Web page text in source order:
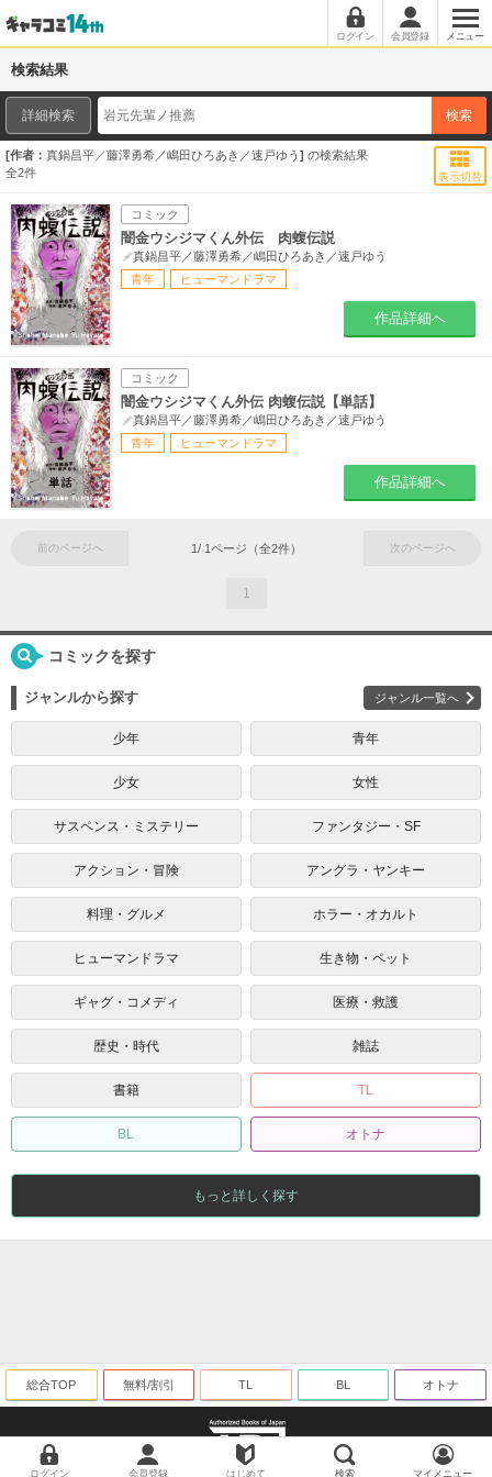
ログイン 会員登録 メニュー
検索結果
詳細検索 検索
作者： 真鍋昌平／藤澤勇希／嶋田ひろあき／速戸ゆう
の検索結果
全2件 表示切替
コミック
闇金ウシジマくん外伝 肉蝮伝説
真鍋昌平／藤澤勇希／嶋田ひろあき／速戸ゆう
青年
ヒューマンドラマ
作品詳細へ
コミック
闇金ウシジマくん外伝 肉蝮伝説【単話】
真鍋昌平／藤澤勇希／嶋田ひろあき／速戸ゆう
青年
ヒューマンドラマ
作品詳細へ
前のページへ 1/ 1ページ（全2件） 次のページへ
1
コミックを探す
ジャンルから探す ジャンル一覧へ
少年 青年
少女 女性
サスペンス・ミステリー ファンタジー・SF
アクション・冒険 アングラ・ヤンキー
料理・グルメ ホラー・オカルト
ヒューマンドラマ 生き物・ペット
ギャグ・コメディ 医療・救護
歴史・時代 雑誌
書籍 TL
BL オトナ
もっと詳しく探す
総合TOP 無料/割引 TL BL オトナ
ログイン 会員登録 はじめて 検索 マイメニュー